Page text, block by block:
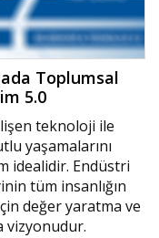
Toplumsal
5.0
teknoloji ile
yaşamalarını
idealidir. Endüstri
tüm insanlığın
değer yaratma ve
vizyonudur.